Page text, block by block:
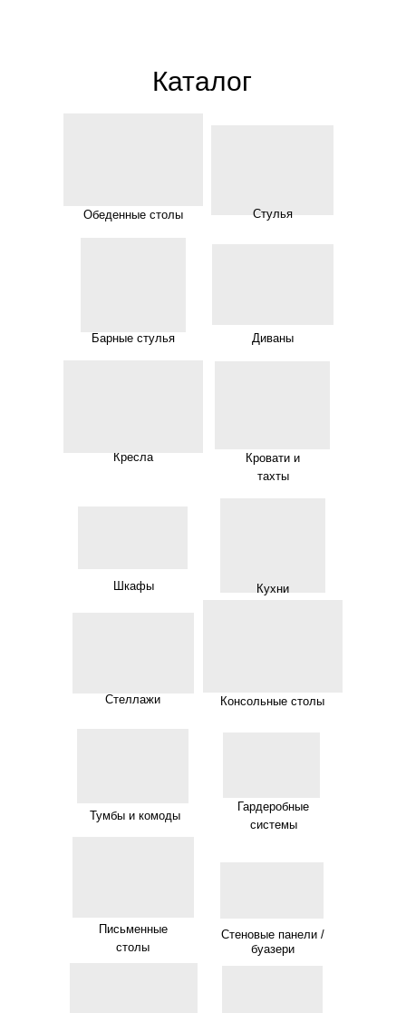
Обеденные столы Стулья
Барные стулья Диваны
Стеллажи
Кровати и
тахты
Кухни
Кресла
Тумбы и комоды
Консольные столы
Гардеробные
системы
Шкафы
Стеновые панели /
буазери
Каталог
Письменные
столы